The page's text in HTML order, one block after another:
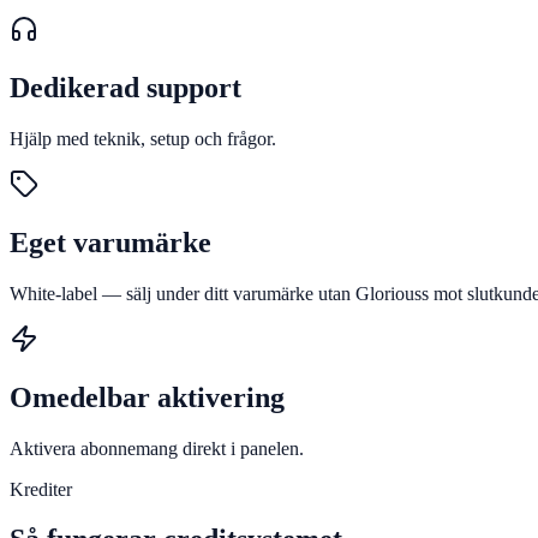
Dedikerad support
Hjälp med teknik, setup och frågor.
Eget varumärke
White-label — sälj under ditt varumärke utan Gloriouss mot
Omedelbar aktivering
Aktivera abonnemang direkt i panelen.
Krediter